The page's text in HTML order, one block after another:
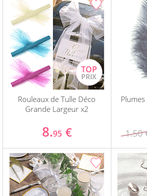
Rouleaux de Tulle Déco
Grande Largeur x2
8.95 € 1.50